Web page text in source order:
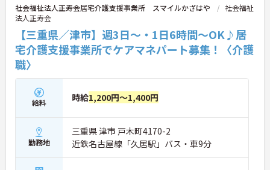
社会福祉法人正寿会居宅介護支援事業所 スマイルかざはや
社会福祉
法人正寿会
【三重県／津市】週3日～・1日6時間～OK♪居
宅介護支援事業所でケアマネパート募集！〈介護
職〉
給料 時給1,200円～1,400円
勤務地
三重県 津市 戸木町4170-2
近鉄名古屋線「久居駅」バス・車9分